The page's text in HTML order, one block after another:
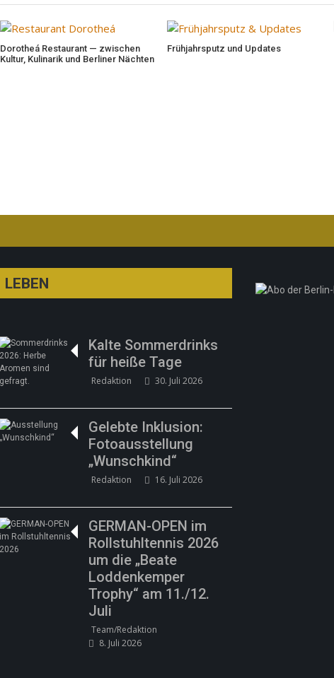
Dorotheá Restaurant — zwischen
Kultur, Kulinarik und Berliner Nächten
Frühjahrsputz und Updates
LEBEN
Kalte Sommerdrinks
für heiße Tage
Redaktion 30. Juli 2026
Gelebte Inklusion:
Fotoausstellung
„Wunschkind“
Redaktion 16. Juli 2026
GERMAN-OPEN im
Rollstuhltennis 2026
um die „Beate
Loddenkemper
Trophy“ am 11./12.
Juli
Team/Redaktion
8. Juli 2026